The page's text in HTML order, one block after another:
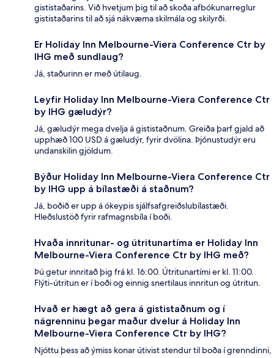
gististaðarins. Við hvetjum þig til að skoða afbókunarreglur
gististaðarins til að sjá nákvæma skilmála og skilyrði.
Er Holiday Inn Melbourne-Viera Conference Ctr by
IHG með sundlaug?
Já, staðurinn er með útilaug.
Leyfir Holiday Inn Melbourne-Viera Conference Ctr
by IHG gæludýr?
Já, gæludýr mega dvelja á gististaðnum. Greiða þarf gjald að
upphæð 100 USD á gæludýr, fyrir dvölina. Þjónustudýr eru
undanskilin gjöldum.
Býður Holiday Inn Melbourne-Viera Conference Ctr
by IHG upp á bílastæði á staðnum?
Já, boðið er upp á ókeypis sjálfsafgreiðslubílastæði.
Hleðslustöð fyrir rafmagnsbíla í boði.
Hvaða innritunar- og útritunartíma er Holiday Inn
Melbourne-Viera Conference Ctr by IHG með?
Þú getur innritað þig frá kl. 16:00. Útritunartími er kl. 11:00.
Flýti-útritun er í boði og einnig snertilaus innritun og útritun.
Hvað er hægt að gera á gististaðnum og í
nágrenninu þegar maður dvelur á Holiday Inn
Melbourne-Viera Conference Ctr by IHG?
Njóttu þess að ýmiss konar útivist stendur til boða í grenndinni,